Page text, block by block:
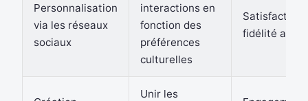
Personnalisation
via les réseaux
sociaux
interactions en
fonction des
préférences
culturelles
Satisfaction
fidélité
Unir les